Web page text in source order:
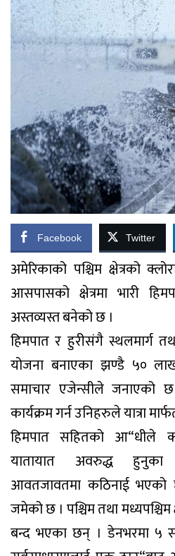
Facebook Twitter
अमेरिकाको पश्चिम क्षेत्रको
आसपासको क्षेत्रमा भारी
अस्तव्यस्त बनेको छ ।
हिमपात र हुरीसंगै स्थलमार्ग
योजना बनाएका झण्डै ५०
समाचार एजेन्सीले जनाएको छ
कार्यक्रम गर्न उनिहरुले यात्रा
हिमपात सहितको आ“धीले
यातायात अवरुद्ध हुनुका
आवतजावतमा कठिनाई
जमेको छ । पश्चिम तथा
बन्द भएका छन् । डेनभरमा ५